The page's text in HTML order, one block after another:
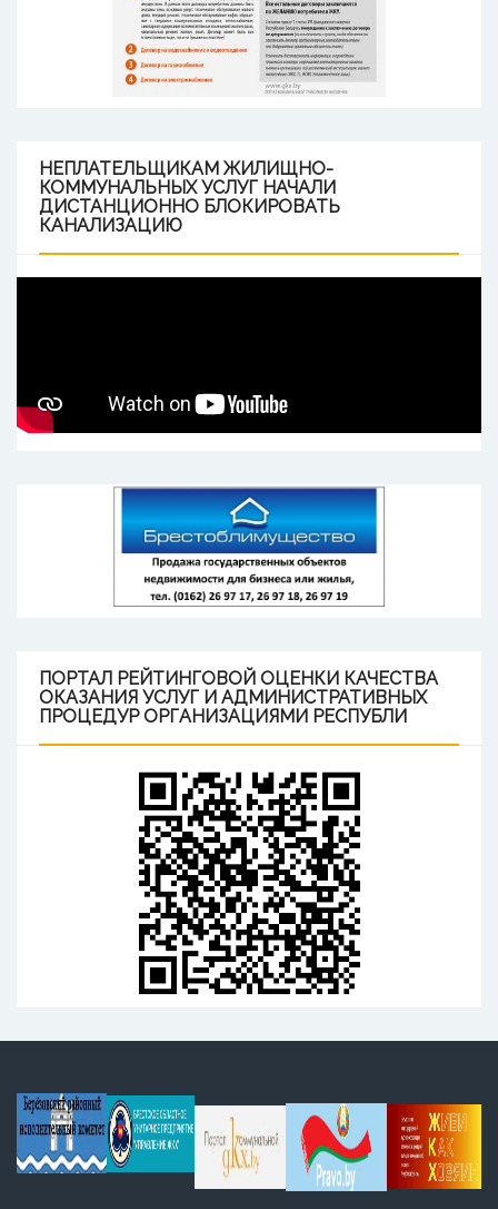
НЕПЛАТЕЛЬЩИКАМ ЖИЛИЩНО-
КОММУНАЛЬНЫХ УСЛУГ НАЧАЛИ
ДИСТАНЦИОННО БЛОКИРОВАТЬ
КАНАЛИЗАЦИЮ
ПОРТАЛ РЕЙТИНГОВОЙ ОЦЕНКИ КАЧЕСТВА
ОКАЗАНИЯ УСЛУГ И АДМИНИСТРАТИВНЫХ
ПРОЦЕДУР ОРГАНИЗАЦИЯМИ РЕСПУБЛИ